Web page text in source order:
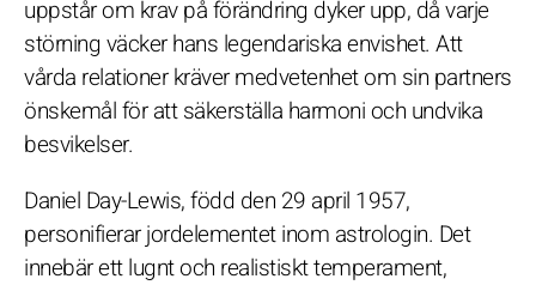
uppstår om krav på förändring dyker upp, då varje
störning väcker hans legendariska envishet. Att
vårda relationer kräver medvetenhet om sin partners
önskemål för att säkerställa harmoni och undvika
besvikelser.
Daniel Day-Lewis, född den 29 april 1957,
personifierar jordelementet inom astrologin. Det
innebär ett lugnt och realistiskt temperament,